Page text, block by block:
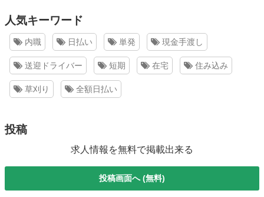
人気キーワード
内職 日払い 単発 現金手渡し
送迎ドライバー 短期 在宅 住み込み
草刈り 全額日払い
投稿
求人情報を無料で掲載出来る
投稿画面へ (無料)